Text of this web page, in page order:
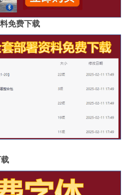
免费下载